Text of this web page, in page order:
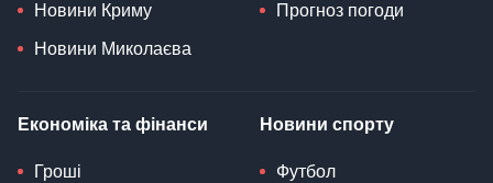
Новини Криму
Новини Миколаєва
Прогноз погоди
Економіка та фінанси
Гроші
Новини спорту
Футбол